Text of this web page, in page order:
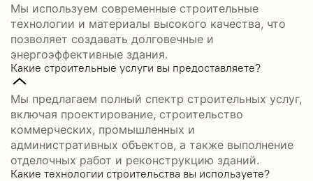
Мы используем современные строительные
технологии и материалы высокого качества, что
позволяет создавать долговечные и
энергоэффективные здания.
Какие строительные услуги вы предоставляете?
Мы предлагаем полный спектр строительных услуг,
включая проектирование, строительство
коммерческих, промышленных и
административных объектов, а также выполнение
отделочных работ и реконструкцию зданий.
Какие технологии строительства вы используете?